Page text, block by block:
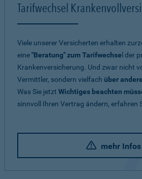
Tarifwechsel
Viele unserer Versicherten erhalten
eine"Beratung" zum Tarifwechse l der
Krankenversicherung. Und zwar nicht
Vermittler, sondern vielfach über
Was Sie jetzt Wichtiges beachten
sinnvoll Ihren Vertrag ändern, erfahren
mehr Infos